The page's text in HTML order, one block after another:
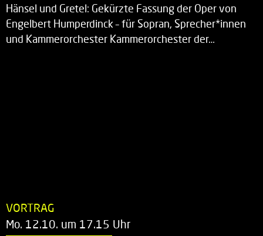
Hänsel und Gretel: Gekürzte Fassung der Oper von
Engelbert Humperdinck – für Sopran, Sprecher*innen
und Kammerorchester Kammerorchester der…
VORTRAG
Mo. 12.10. um 17.15 Uhr